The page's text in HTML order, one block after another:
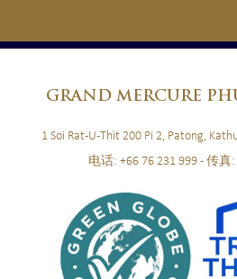
GRANDMERCURE
1 Soi Rat-U-Thit 200 Pi 2, Patong,
电话: +66 76 231 999 - 传真: